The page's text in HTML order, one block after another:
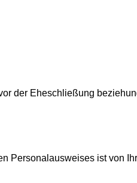
der Eheschließung
Personalausweises ist von